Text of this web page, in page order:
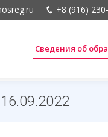
+8 (916)
Сведения об